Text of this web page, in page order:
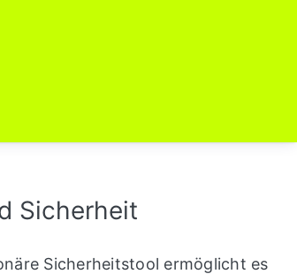
Sicherheit
Sicherheitstool ermöglicht es